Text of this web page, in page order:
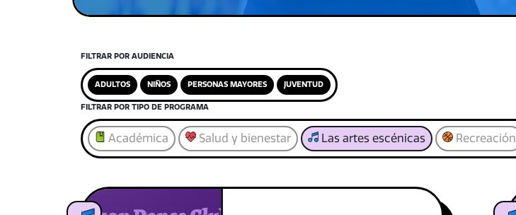
FILTRAR POR AUDIENCIA
ADULTOS NIÑOS PERSONAS MAYORES JUVENTUD
FILTRAR POR TIPO DE PROGRAMA
Académica Salud y bienestar Las artes escénicas Recreación